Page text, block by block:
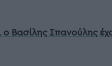
Βασίλης Σπανούλης